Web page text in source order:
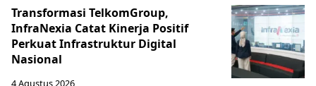
Transformasi TelkomGroup,
InfraNexia Catat Kinerja Positif
Perkuat Infrastruktur Digital
Nasional
4 Agustus 2026